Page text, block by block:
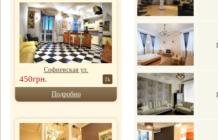
Софиевская ул.
450грн. 1k
Подробно